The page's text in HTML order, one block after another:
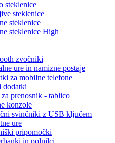
steklenice
steklenice
steklenice
steklenice High
zvočniki
ure in namizne postaje
za mobilne telefone
dodatki
prenosnik - tablico
konzole
svinčniki z USB ključem
ure
pripomočki
in polnilci